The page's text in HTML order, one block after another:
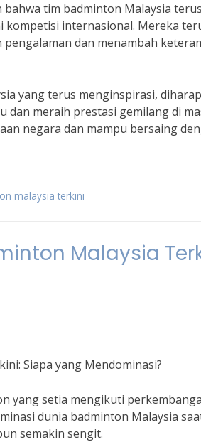
tim badminton Malaysia
internasional. Mereka
dan menambah
yang terus menginspirasi,
meraih prestasi gemilang di
negara dan mampu bersaing
malaysia terkini
Malaysia
Siapa yang Mendominasi?
yang setia mengikuti
dunia badminton Malaysia
semakin sengit.